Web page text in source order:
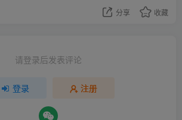
分享 收藏
请登录后发表评论
登录 注册